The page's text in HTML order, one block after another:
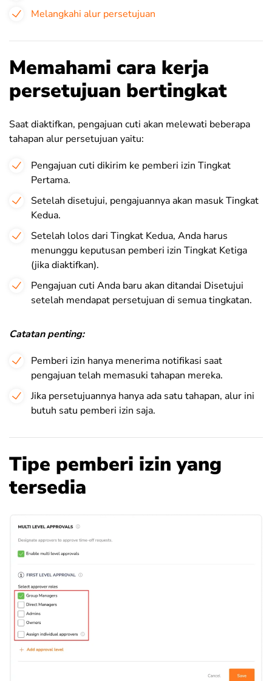
Melangkahi alur persetujuan
Memahami cara kerja
persetujuan bertingkat
Saat diaktifkan, pengajuan cuti akan melewati beberapa
tahapan alur persetujuan yaitu:
Pengajuan cuti dikirim ke pemberi izin Tingkat
Pertama.
Setelah disetujui, pengajuannya akan masuk Tingkat
Kedua.
Setelah lolos dari Tingkat Kedua, Anda harus
menunggu keputusan pemberi izin Tingkat Ketiga
(jika diaktifkan).
Pengajuan cuti Anda baru akan ditandai Disetujui
setelah mendapat persetujuan di semua tingkatan.
Catatan penting:
Pemberi izin hanya menerima notifikasi saat
pengajuan telah memasuki tahapan mereka.
Jika persetujuannya hanya ada satu tahapan, alur ini
butuh satu pemberi izin saja.
Tipe pemberi izin yang
tersedia